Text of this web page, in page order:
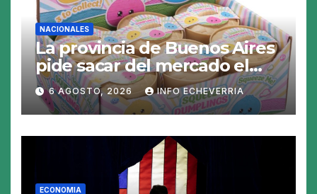
NACIONALES
La provincia de Buenos Aires
pide sacar del mercado el
«Squeezy Dumpling», un
juguete «tóxico»
6 AGOSTO, 2026 INFO ECHEVERRIA
ECONOMIA